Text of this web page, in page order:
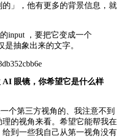
」，他有更多的背景信息，就
input ，要把它变成一个
是抽象出来的文字。
眼镜，你希望它是什么样
个第三方视角的、我注意不到
的视角来看。希望它能帮我在
到一些我自己从第一视角没有